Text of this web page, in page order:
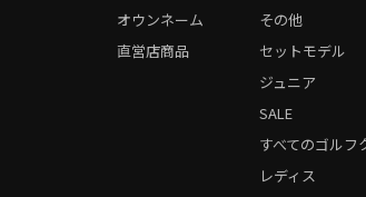
オウンネーム
直営店商品
レディス
その他
セットモデル
ジュニア
SALE
すべてのゴルフ